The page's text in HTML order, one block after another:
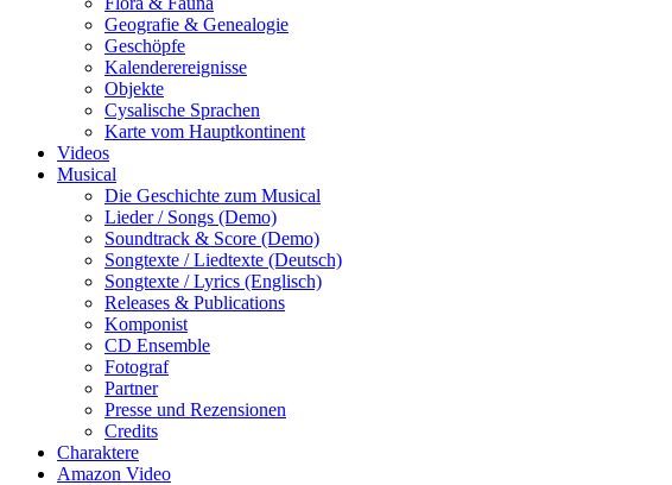
Geografie & Genealogie
Geschöpfe
Kalenderereignisse
Objekte
Cysalische Sprachen
Karte vom Hauptkontinent
Videos
Musical
Die Geschichte zum Musical
Lieder / Songs (Demo)
Soundtrack & Score (Demo)
Songtexte / Liedtexte (Deutsch)
Songtexte / Lyrics (Englisch)
Releases & Publications
Komponist
CD Ensemble
Fotograf
Partner
Presse und Rezensionen
Credits
Charaktere
Amazon Video